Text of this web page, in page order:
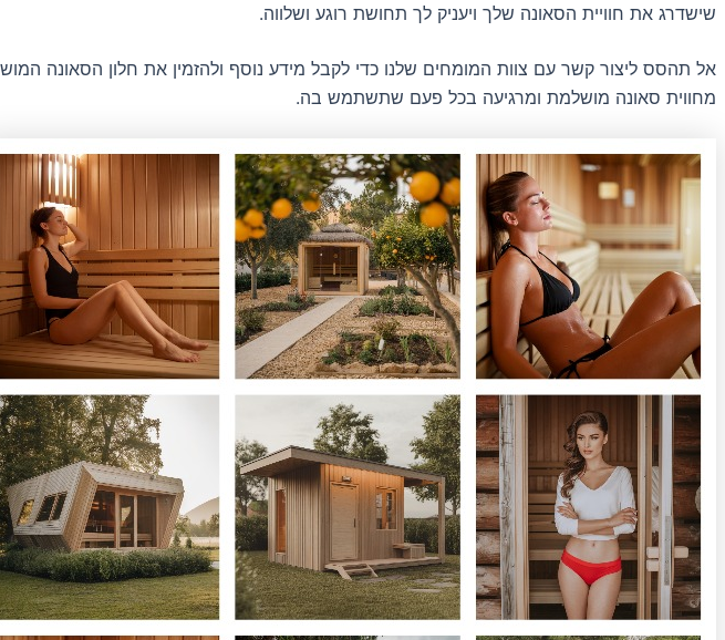
שישדרג את חוויית הסאונה שלך ויעניק לך תחושת רוגע ושלווה.
אל תהסס ליצור קשר עם צוות המומחים שלנו כדי לקבל מידע נוסף ולהזמין את חלון הסאונה
מחווית סאונה מושלמת ומרגיעה בכל פעם שתשתמש בה.